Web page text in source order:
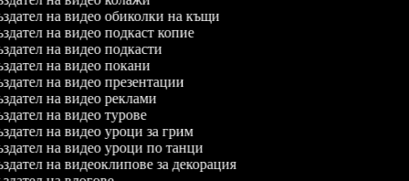
на видео обиколки на къщи
на видео подкаст копие
на видео подкасти
на видео покани
на видео презентации
на видео реклами
на видео турове
на видео уроци за грим
на видео уроци по танци
на видеоклипове за декорация